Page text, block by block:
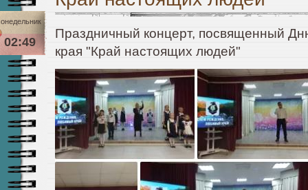
02:49
Праздничный концерт, посвященный
края "Край настоящих людей"